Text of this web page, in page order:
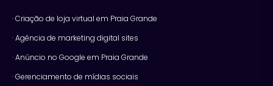
· Criação de loja virtual em Praia Grande
· Agência de marketing digital sites
· Anúncio no Google em Praia Grande
· Gerenciamento de mídias sociais